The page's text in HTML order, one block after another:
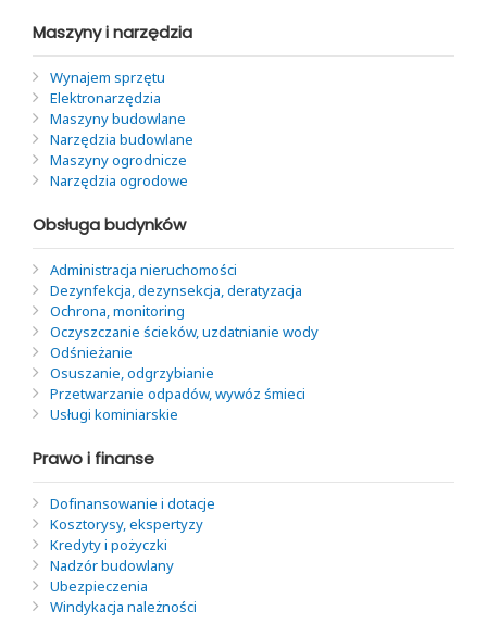
Maszyny i narzędzia
Wynajem sprzętu
Elektronarzędzia
Maszyny budowlane
Narzędzia budowlane
Maszyny ogrodnicze
Narzędzia ogrodowe
Obsługa budynków
Administracja nieruchomości
Dezynfekcja, dezynsekcja, deratyzacja
Ochrona, monitoring
Oczyszczanie ścieków, uzdatnianie wody
Odśnieżanie
Osuszanie, odgrzybianie
Przetwarzanie odpadów, wywóz śmieci
Usługi kominiarskie
Prawo i finanse
Dofinansowanie i dotacje
Kosztorysy, ekspertyzy
Kredyty i pożyczki
Nadzór budowlany
Ubezpieczenia
Windykacja należności